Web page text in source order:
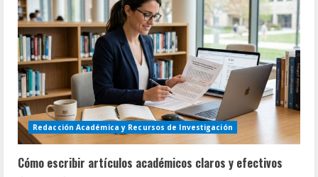
Redacción Académica y Recursos de Investigación
Cómo escribir artículos académicos claros y efectivos